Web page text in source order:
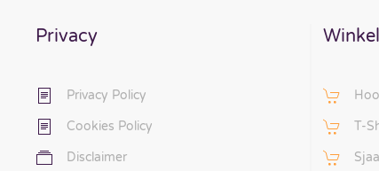
Privacy
Privacy Policy
Cookies Policy
Disclaimer
Winkel
T-